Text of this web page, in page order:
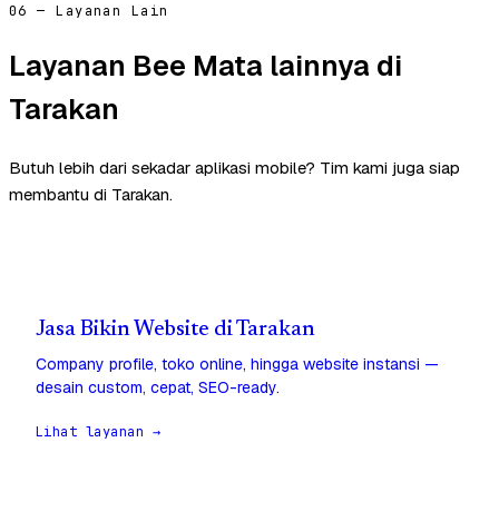
06 — Layanan Lain
Layanan Bee Mata lainnya di
Tarakan
Butuh lebih dari sekadar aplikasi mobile? Tim kami juga siap
membantu di Tarakan.
Jasa Bikin Website di Tarakan
Company profile, toko online, hingga website instansi —
desain custom, cepat, SEO-ready.
Lihat layanan →